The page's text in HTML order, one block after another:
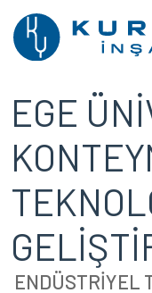
EGE
ENDÜSTRİYEL